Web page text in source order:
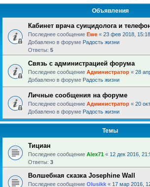
Объявления
Кабинет врача суицидолога и
Последнее сообщение Ewe « 23 фев 2018, 15:18
Добавлено в форуме Радость жизни
Ответы: 5
Связь с администрацией форума
Последнее сообщение Администратор « 28
Добавлено в форуме Радость жизни
Личные сообщения на форуме
Последнее сообщение Администратор « 20
Добавлено в форуме Радость жизни
Темы
Тициан
Последнее сообщение Alex71 « 12 дек 2016,
Ответы: 3
Волшебная сказка Josephine Wall
Последнее сообщение Olusikk « 17 мар 2016,